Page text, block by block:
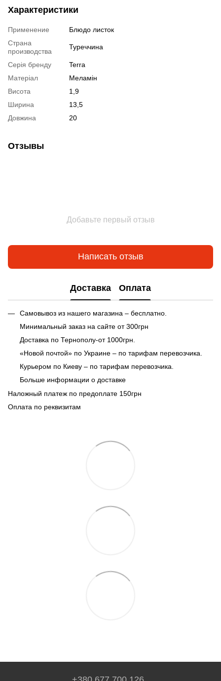
Характеристики
Применение
Блюдо листок
Страна
производства
Туреччина
Серія бренду
Terra
Матеріал
Меламін
Висота
1,9
Ширина
13,5
Довжина
20
Отзывы
Добавьте первый отзыв
Написать отзыв
Доставка Оплата
Самовывоз из нашего магазина – бесплатно.
Минимальный заказ на сайте от 300грн
Доставка по Тернополу-от 1000грн.
«Новой почтой» по Украине – по тарифам перевозчика.
Курьером по Киеву – по тарифам перевозчика.
Больше информации о доставке
Наложный платеж по предоплате 150грн
Оплата по реквизитам